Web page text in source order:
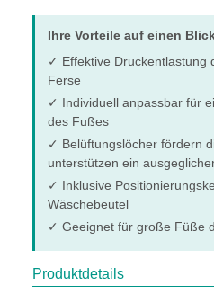
Ihre Vorteile auf einen
✓ Effektive Druckentlastung
Ferse
✓ Individuell anpassbar für
des Fußes
✓ Belüftungslöcher fördern
unterstützen ein
✓ Inklusive
Wäschebeutel
✓ Geeignet für große Füße
Produktdetails